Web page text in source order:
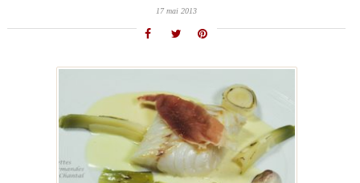
17 mai 2013